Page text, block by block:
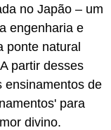
no Japão – um
engenharia e
ponte natural
partir desses
ensinamentos de
para
divino.